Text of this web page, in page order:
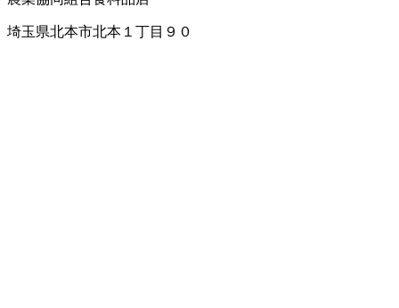
埼玉県北本市北本１丁目９０